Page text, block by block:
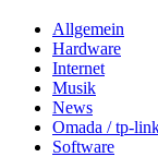
Allgemein
Hardware
Internet
Musik
News
Omada / tp-
Software